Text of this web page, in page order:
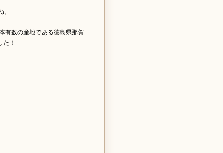
有数の産地である徳島県那賀
！